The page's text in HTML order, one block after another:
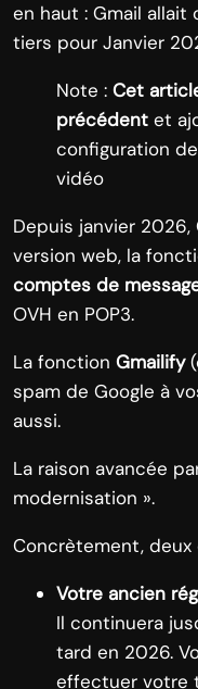
en haut : Gmail allait
tiers pour Janvier
Note : Cet
précédent et
configuration
vidéo
Depuis janvier
version web, la
comptes de
OVH en POP3.
La fonction Gmailify
spam de Google à
aussi.
La raison avancée
modernisation ».
Concrètement, deux
Votre ancien
Il continuera
tard en 2026.
effectuer votre